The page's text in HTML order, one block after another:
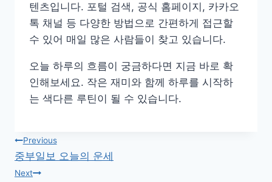
텐츠입니다. 포털 검색, 공식 홈페이지, 카카오
톡 채널 등 다양한 방법으로 간편하게 접근할
수 있어 매일 많은 사람들이 찾고 있습니다.
오늘 하루의 흐름이 궁금하다면 지금 바로 확
인해보세요. 작은 재미와 함께 하루를 시작하
는 색다른 루틴이 될 수 있습니다.
글
탐
Previous
중부일보 오늘의 운세
Next